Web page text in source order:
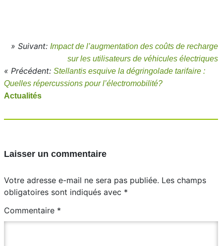
» Suivant: Impact de l’augmentation des coûts de recharge
sur les utilisateurs de véhicules électriques
« Précédent: Stellantis esquive la dégringolade tarifaire :
Quelles répercussions pour l’électromobilité?
Actualités
Laisser un commentaire
Votre adresse e-mail ne sera pas publiée. Les champs
obligatoires sont indiqués avec *
Commentaire *